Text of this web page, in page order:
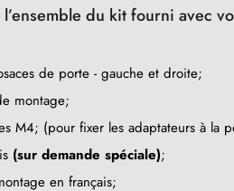
du kit fourni avec
de porte - gauche et droite;
montage;
M4; (pour fixer les adaptateurs à la
(sur demande spéciale);
en français;